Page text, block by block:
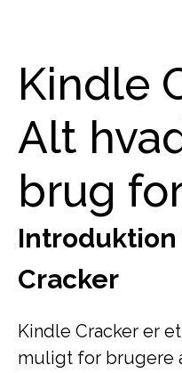
Kindle
Alt
brug
Cracker
Kindle Cracker er
muligt for brugere